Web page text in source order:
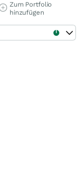
Zum Portfolio
hinzufügen